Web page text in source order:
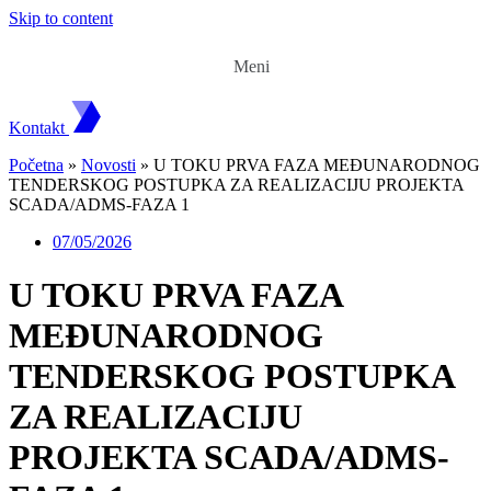
Skip to content
Meni
Kontakt
Početna » Novosti » U TOKU PRVA FAZA MEĐUNARODNOG
TENDERSKOG POSTUPKA ZA REALIZACIJU PROJEKTA
SCADA/ADMS-FAZA 1
07/05/2026
U TOKU PRVA FAZA
MEĐUNARODNOG
TENDERSKOG POSTUPKA
ZA REALIZACIJU
PROJEKTA SCADA/ADMS-